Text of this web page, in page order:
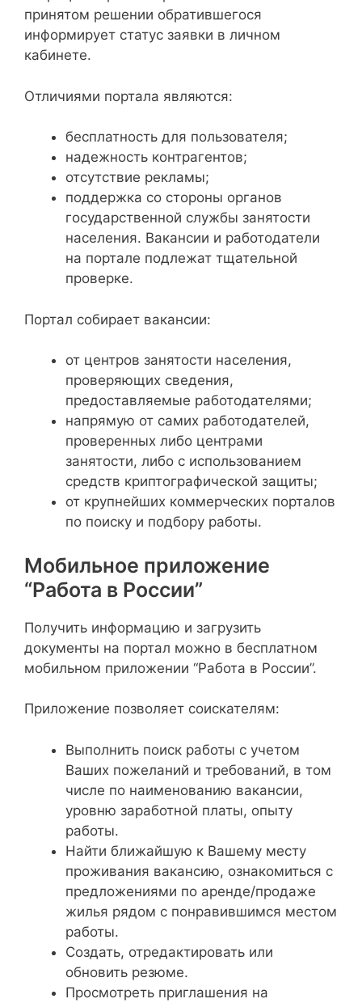
принятом решении обратившегося
информирует статус заявки в личном
кабинете.
Отличиями портала являются:
бесплатность для пользователя;
надежность контрагентов;
отсутствие рекламы;
поддержка со стороны органов
государственной службы занятости
населения. Вакансии и работодатели
на портале подлежат тщательной
проверке.
Портал собирает вакансии:
от центров занятости населения,
проверяющих сведения,
предоставляемые работодателями;
напрямую от самих работодателей,
проверенных либо центрами
занятости, либо с использованием
средств криптографической защиты;
от крупнейших коммерческих порталов
по поиску и подбору работы.
Мобильное приложение
“Работа в России”
Получить информацию и загрузить
документы на портал можно в бесплатном
мобильном приложении “Работа в России”.
Приложение позволяет соискателям:
Выполнить поиск работы с учетом
Ваших пожеланий и требований, в том
числе по наименованию вакансии,
уровню заработной платы, опыту
работы.
Найти ближайшую к Вашему месту
проживания вакансию, ознакомиться с
предложениями по аренде/продаже
жилья рядом с понравившимся местом
работы.
Создать, отредактировать или
обновить резюме.
Просмотреть приглашения на